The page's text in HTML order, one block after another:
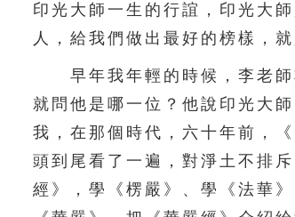
印光大師一生的行誼，印光大
人，給我們做出最好的榜樣，
早年我年輕的時候，李老師
就問他是哪一位？他說印光大
我，在那個時代，六十年前，
頭到尾看了一遍，對淨土不排
經》，學《楞嚴》、學《法華